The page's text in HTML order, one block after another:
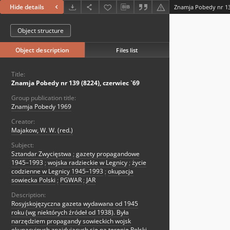
Hide details Znamja Pobedy nr
Object structure
Object description Files list
Title:
Znamja Pobedy nr 139 (8224), czerwiec `69
Group publication title:
Znamja Pobedy 1969
Creator:
Majakow, W. W. (red.)
Subject:
Sztandar Zwycięstwa ; gazety propagandowe
1945–1993 ; wojska radzieckie w Legnicy ; życie
codzienne w Legnicy 1945–1993 ; okupacja
sowiecka Polski ; PGWAR ; JAR
Description:
Rosyjskojęzyczna gazeta wydawana od 1945
roku (wg niektórych źródeł od 1938). Była
narzędziem propagandy sowieckich wojsk